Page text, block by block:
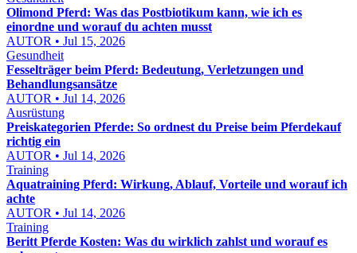
Olimond Pferd: Was das Postbiotikum kann, wie ich es
einordne und worauf du achten musst
AUTOR • Jul 15, 2026
Gesundheit
Fesselträger beim Pferd: Bedeutung, Verletzungen und
Behandlungsansätze
AUTOR • Jul 14, 2026
Ausrüstung
Preiskategorien Pferde: So ordnest du Preise beim Pferdekauf
richtig ein
AUTOR • Jul 14, 2026
Training
Aquatraining Pferd: Wirkung, Ablauf, Vorteile und worauf ich
achte
AUTOR • Jul 14, 2026
Training
Beritt Pferde Kosten: Was du wirklich zahlst und worauf es